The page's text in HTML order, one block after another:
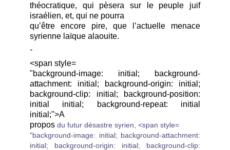
théocratique, qui pèsera sur le peuple juif
israélien, et, qui ne pourra
qu’être encore pire, que l’actuelle menace
syrienne laïque alaouite.
-
<span style=
"background-image: initial; background-
attachment: initial; background-origin: initial;
background-clip: initial; background-position:
initial initial; background-repeat: initial
initial;">A
propos du futur désastre syrien, <span style=
"background-image: initial; background-attachment:
initial; background-origin: initial; background-clip: